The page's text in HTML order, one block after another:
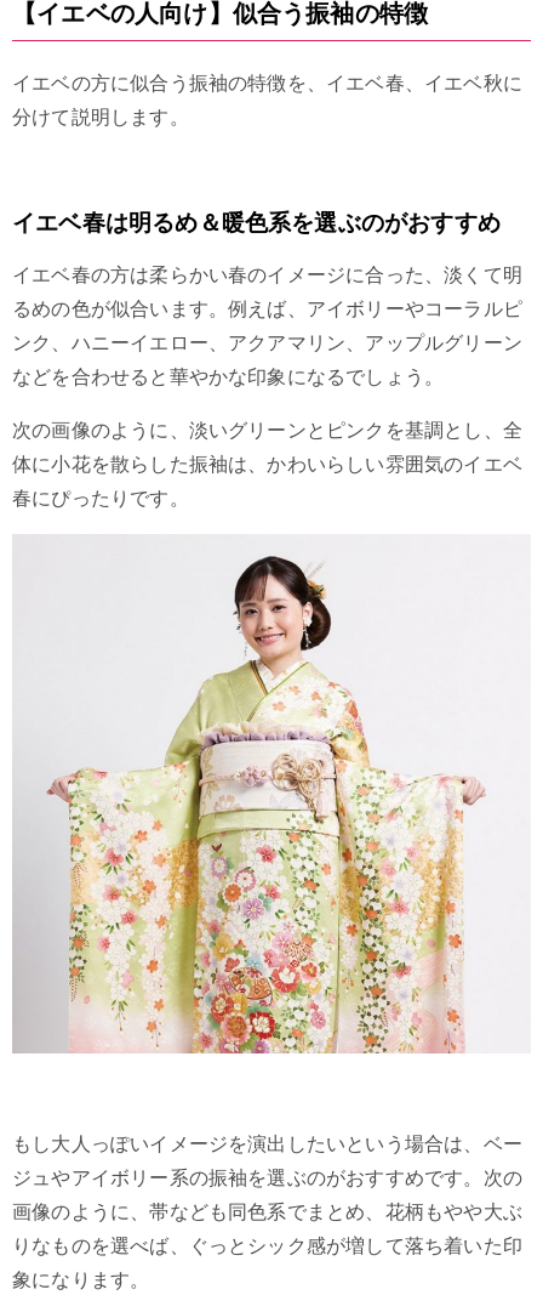
【イエベの人向け】似合う振袖の特徴
イエベの方に似合う振袖の特徴を、イエベ春、イエベ秋に
分けて説明します。
イエベ春は明るめ＆暖色系を選ぶのがおすすめ
イエベ春の方は柔らかい春のイメージに合った、淡くて明
るめの色が似合います。例えば、アイボリーやコーラルピ
ンク、ハニーイエロー、アクアマリン、アップルグリーン
などを合わせると華やかな印象になるでしょう。
次の画像のように、淡いグリーンとピンクを基調とし、全
体に小花を散らした振袖は、かわいらしい雰囲気のイエベ
春にぴったりです。
もし大人っぽいイメージを演出したいという場合は、ベー
ジュやアイボリー系の振袖を選ぶのがおすすめです。次の
画像のように、帯なども同色系でまとめ、花柄もやや大ぶ
りなものを選べば、ぐっとシック感が増して落ち着いた印
象になります。